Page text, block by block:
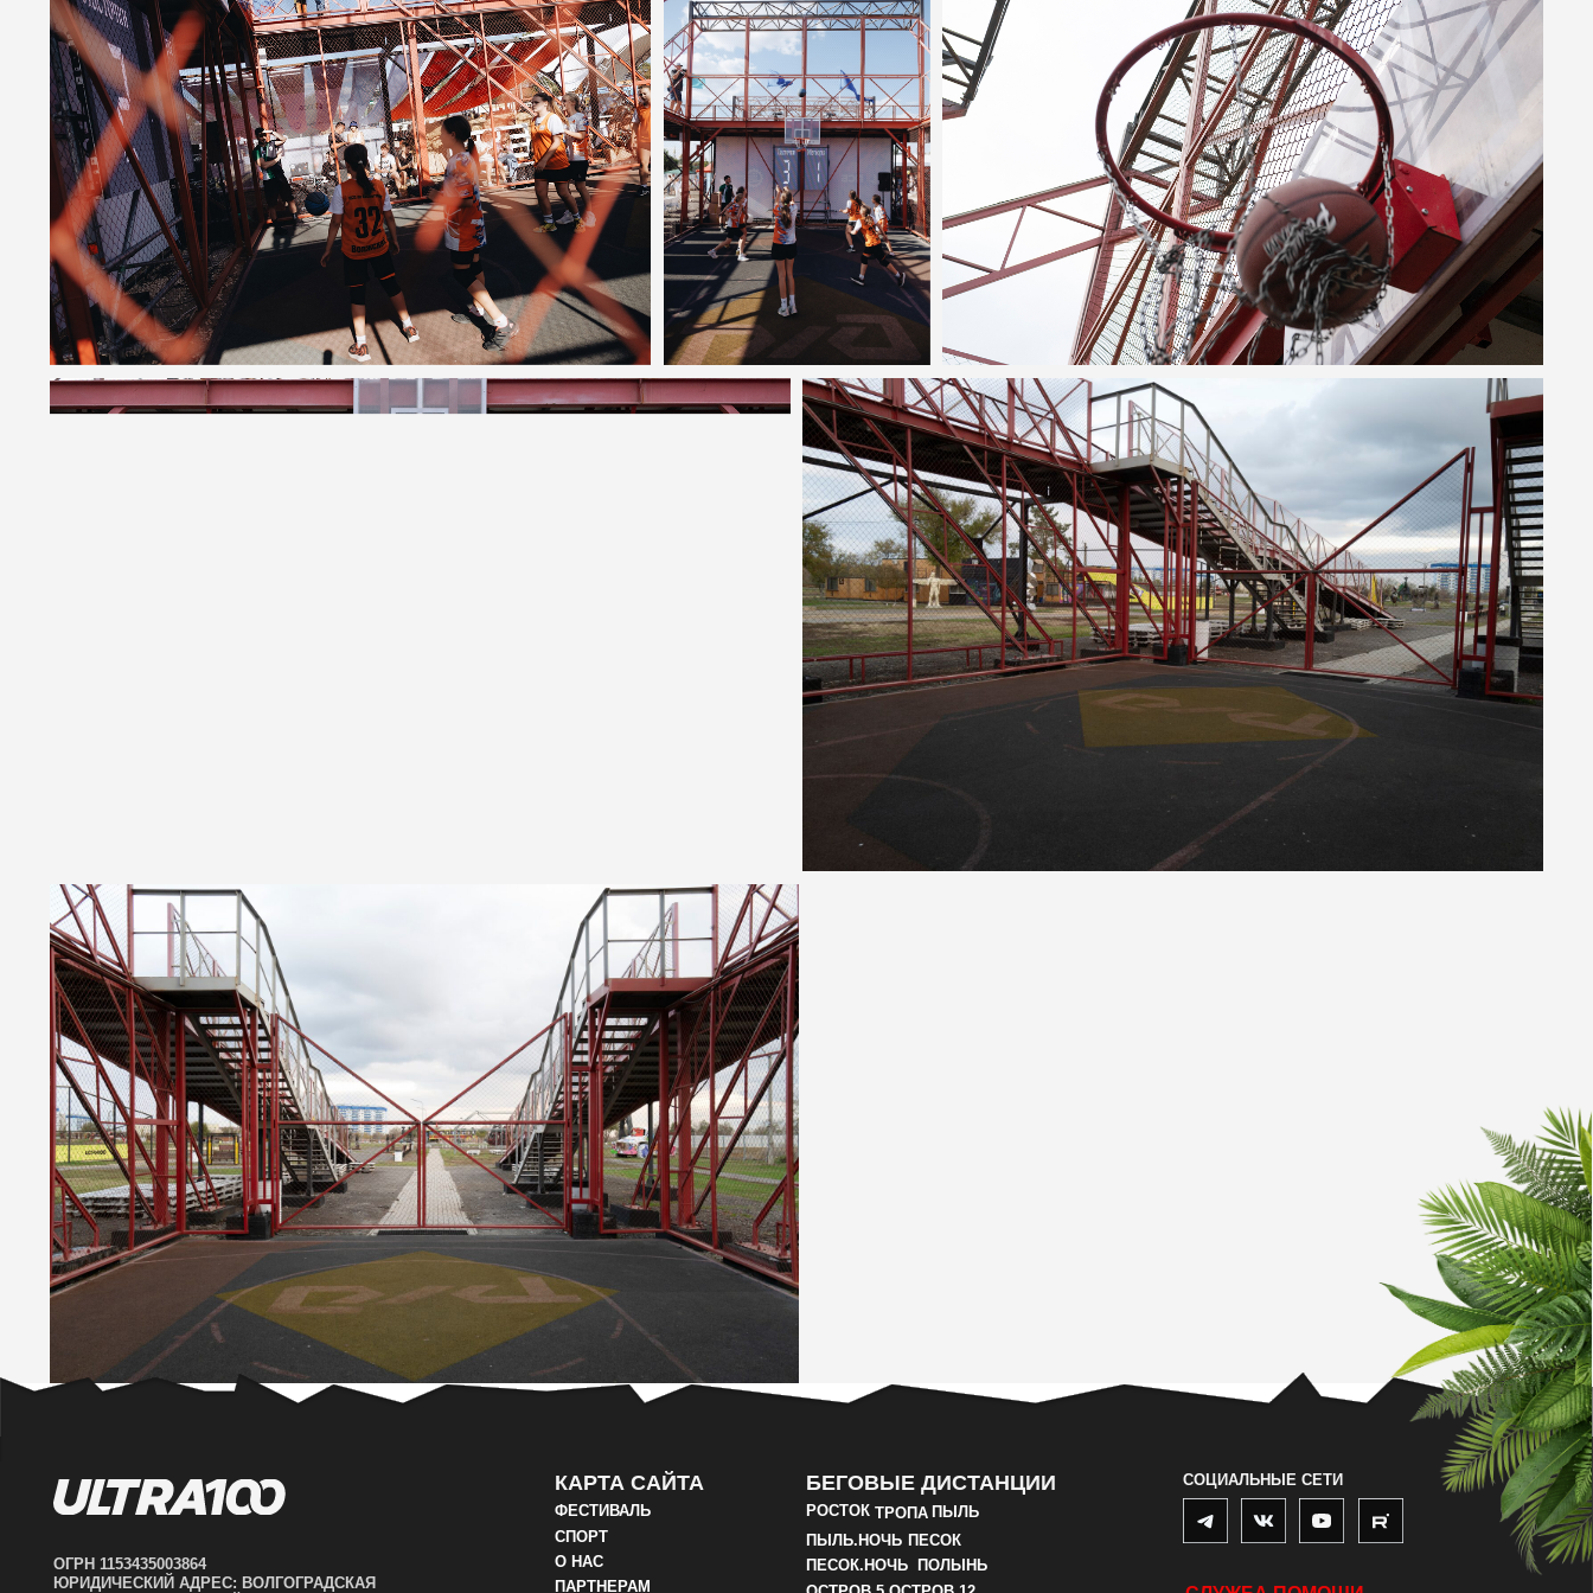
Г.
БЕГОВЫЕ ДИСТАНЦИИ
КАРТА САЙТА
ОГРН 1153435003864
ЮРИДИЧЕСКИЙ АДРЕС: ВОЛГОГРАДСКАЯ
ОБЛАСТЬ, Г. ВОЛЖСКИЙ, УЛ. ИМ. ГЕНЕРАЛА
КАРБЫШЕВА, Д.1А, ОФИС 301
ФЕСТИВАЛЬ
СПОРТ
О НАС
ПАРТНЕРАМ
ДЛЯ СМИ
РОСТОК ТРОПА
ОСТРОВ 5
КАНИКРОСС
ЗАБЕГ С ЖЕНАМИ